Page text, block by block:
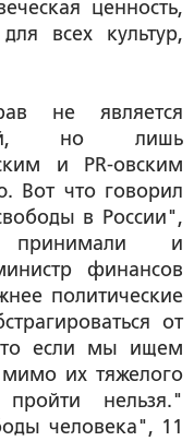
ценность,
всех культур,
не является
но лишь
и PR-овским
Вот что говорил
в России",
и
финансов
политические
от
если мы ищем
их тяжелого
пройти нельзя."
человека", 11